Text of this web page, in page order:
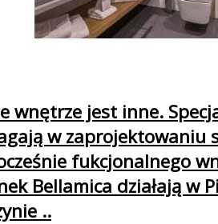
wnętrze jest inne.
w zaprojektowaniu
fukcjonalnego
Bellamica działają w
..